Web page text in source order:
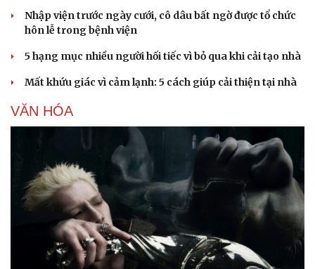
Du lịch
Podcast
Câu chuyện thời sự
Đọc truyện đêm khuya
Cửa sổ tình yêu
Kể chuyện cho bé
Nhập viện trước ngày cưới, cô dâu bất ngờ được tổ chức
hôn lễ trong bệnh viện
5 hạng mục nhiều người hối tiếc vì bỏ qua khi cải tạo nhà
Mất khứu giác vì cảm lạnh: 5 cách giúp cải thiện tại nhà
VĂN HÓA